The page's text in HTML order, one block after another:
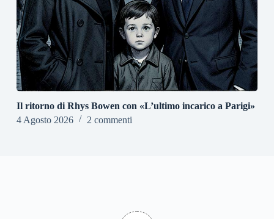
Il ritorno di Rhys Bowen con «L’ultimo incarico a Parigi»
4 Agosto 2026
2 commenti